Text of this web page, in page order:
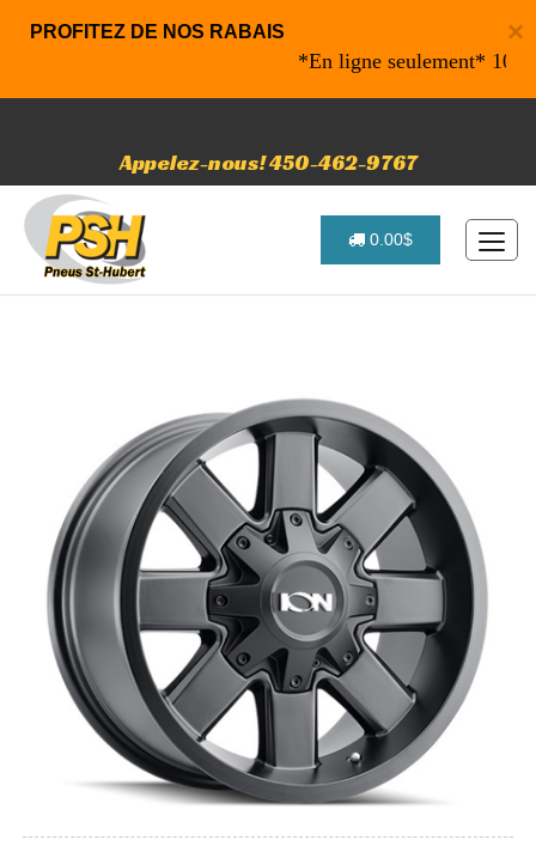
×
PROFITEZ DE NOS RABAIS
*En ligne seulement* 10%
Appelez-nous! 450-462-9767
0.00$